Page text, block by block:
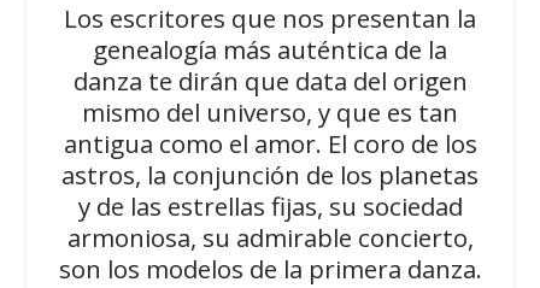
Los escritores que nos presentan la
genealogía más auténtica de la
danza te dirán que data del origen
mismo del universo, y que es tan
antigua como el amor. El coro de los
astros, la conjunción de los planetas
y de las estrellas fijas, su sociedad
armoniosa, su admirable concierto,
son los modelos de la primera danza.